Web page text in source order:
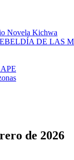
Novela Kichwa
DE LAS
de 2026